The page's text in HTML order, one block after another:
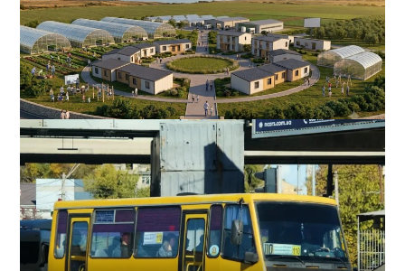
На Одещині хочуть створити нове містечко для
переселенців: що там буде
27-07-2026 в 19:31
ВИБІР РЕДАКЦІЇ